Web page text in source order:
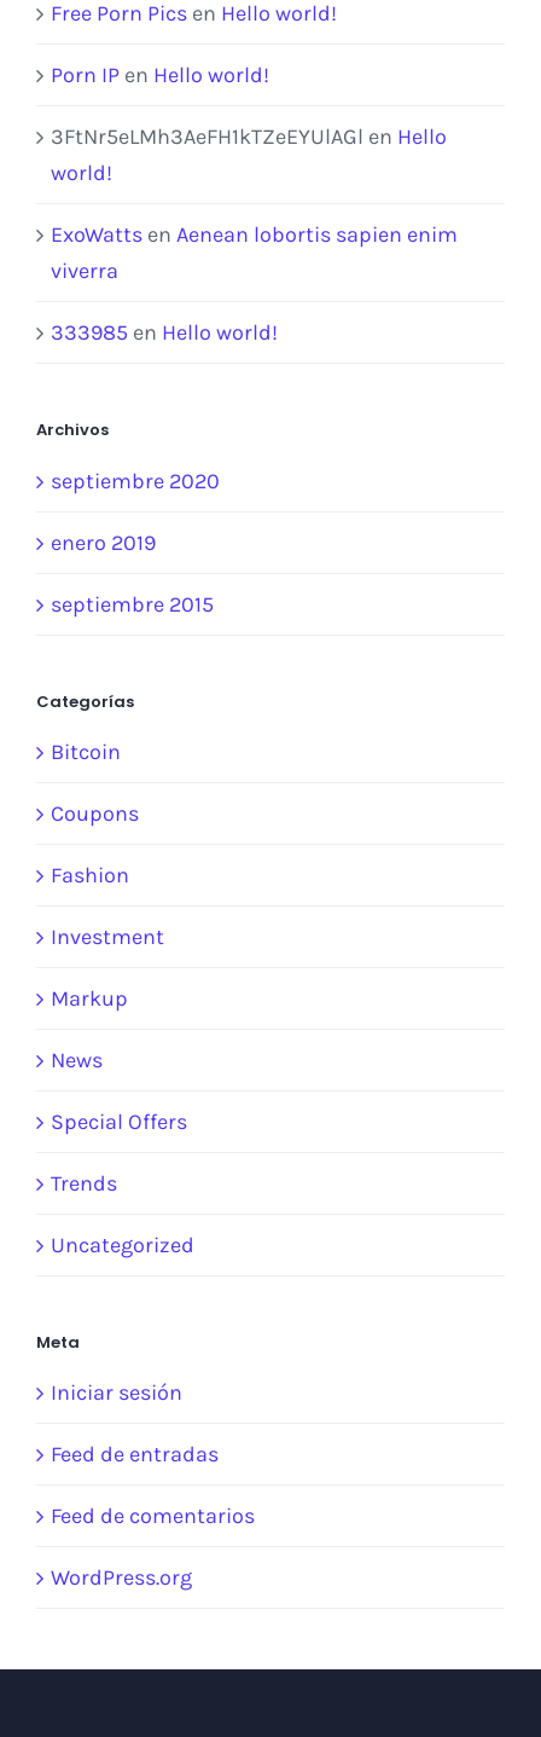
Free Porn Pics en Hello world!
Porn IP en Hello world!
3FtNr5eLMh3AeFH1kTZeEYUlAGl en Hello
world!
ExoWatts en Aenean lobortis sapien enim
viverra
333985 en Hello world!
Archivos
septiembre 2020
enero 2019
septiembre 2015
Categorías
Bitcoin
Coupons
Fashion
Investment
Markup
News
Special Offers
Trends
Uncategorized
Meta
Iniciar sesión
Feed de entradas
Feed de comentarios
WordPress.org